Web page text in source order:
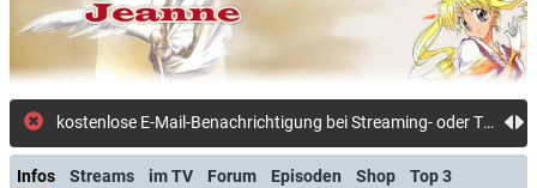
kostenlose E-Mail-Benachrichtigung bei Streaming- oder TV-Start
Infos Streams im TV Forum Episoden Shop Top 3